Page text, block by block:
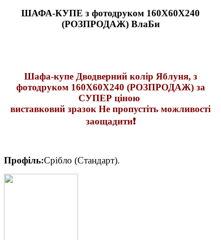
ШАФА-КУПЕ з фотодруком 160Х60Х240
(РОЗПРОДАЖ) ВлаБи
Шафа-купе Дводверний колір Яблуня, з
фотодруком 160Х60Х240 (РОЗПРОДАЖ) за
СУПЕР ціною
виставковий зразок Не пропустіть можливості
заощадити❗
Профіль:Срібло (Стандарт).